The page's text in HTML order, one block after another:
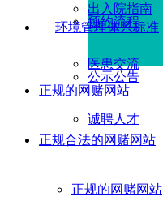
出入院指南
预约流程
医患交流
环境管理体系标准
公示公告
诚聘人才
正规的网赌网站
正规合法的网赌网站
正规的网赌网站